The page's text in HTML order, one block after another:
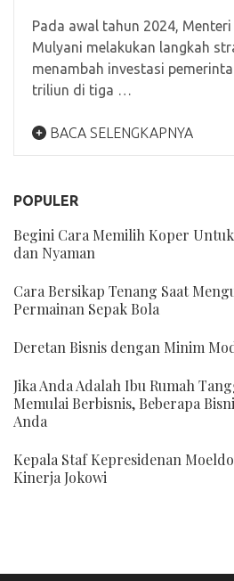
Pada awal tahun 2024, Menteri
Mulyani melakukan langkah
menambah investasi
triliun di tiga …
BACA SELENGKAPNYA
POPULER
Begini Cara Memilih Koper
dan Nyaman
Cara Bersikap Tenang Saat
Permainan Sepak Bola
Deretan Bisnis dengan Minim
Jika Anda Adalah Ibu Rumah
Memulai Berbisnis, Beberapa
Anda
Kepala Staf Kepresidenan
Kinerja Jokowi